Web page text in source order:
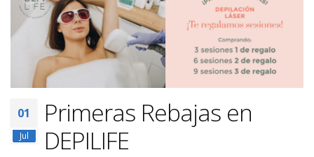
01
Jul
Primeras Rebajas en
DEPILIFE